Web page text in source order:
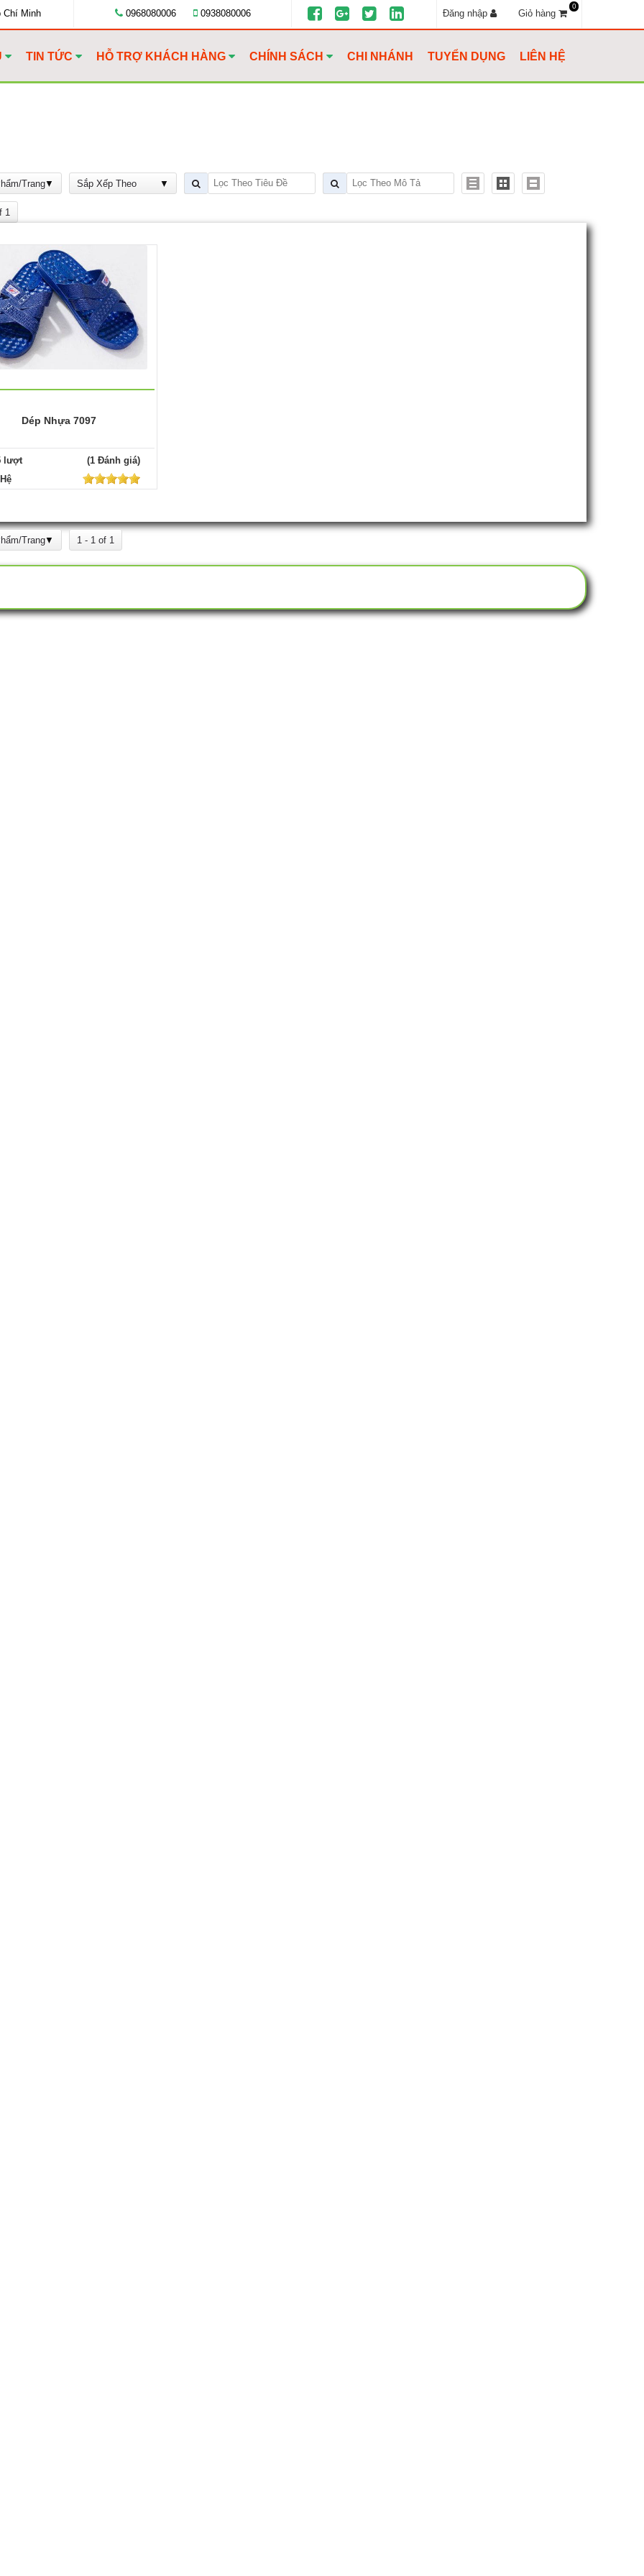
Chí Minh 0968080006 0938080006 Đăng nhập Giỏ hàng
0
TIN TỨC HỖ TRỢ KHÁCH HÀNG CHÍNH SÁCH CHI NHÁNH TUYỂN DỤNG LIÊN HỆ
Trang Sắp Xếp Theo
1
Dép Nhựa 7097
lượt
(1 Đánh giá)
Trang 1 - 1 of 1